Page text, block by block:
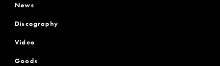
News
Discography
Video
Goods